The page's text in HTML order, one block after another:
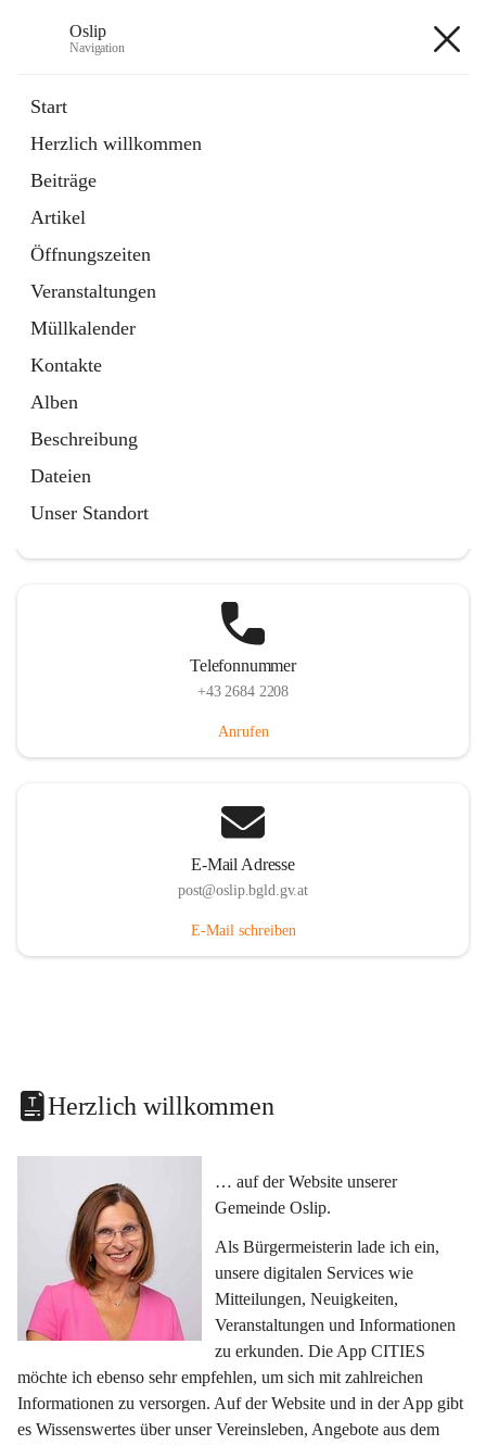
Oslip
Navigation
Start
Herzlich willkommen
Beiträge
Artikel
Öffnungszeiten
Veranstaltungen
Müllkalender
Kontakte
Alben
Beschreibung
Dateien
Unser Standort
Externe Webseite
in
Tab
Bundeskanzleramt Österreich
Externe Webseite
öffnet
in
neuem
Tab
Telefonnummer
+43 2684 2208
Anrufen
E-Mail Adresse
post@oslip.bgld.gv.at
E-Mail schreiben
Herzlich willkommen
… auf der Website unserer
Gemeinde Oslip.
Als Bürgermeisterin lade ich ein,
unsere digitalen Services wie
Mitteilungen, Neuigkeiten,
Veranstaltungen und Informationen
zu erkunden. Die App CITIES
möchte ich ebenso sehr empfehlen, um sich mit zahlreichen
Informationen zu versorgen. Auf der Website und in der App gibt
es Wissenswertes über unser Vereinsleben, Angebote aus dem